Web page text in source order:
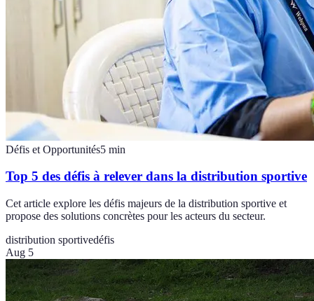
Défis et Opportunités5 min
Top 5 des défis à relever dans la distribution sportive
Cet article explore les défis majeurs de la distribution sportive et
propose des solutions concrètes pour les acteurs du secteur.
distribution sportivedéfis
Aug 5